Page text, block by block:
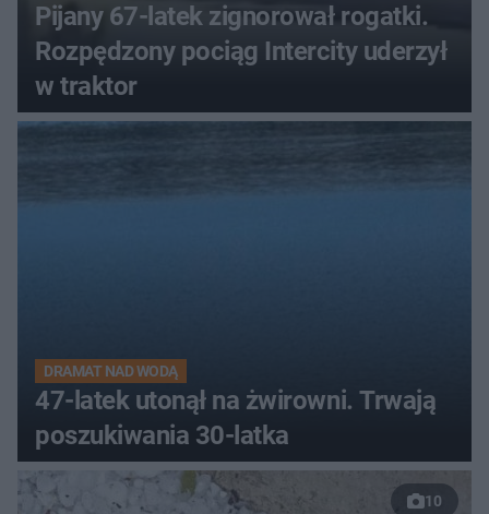
Pijany 67-latek zignorował rogatki.
Rozpędzony pociąg Intercity uderzył
w traktor
DRAMAT NAD WODĄ
47-latek utonął na żwirowni. Trwają
poszukiwania 30-latka
10